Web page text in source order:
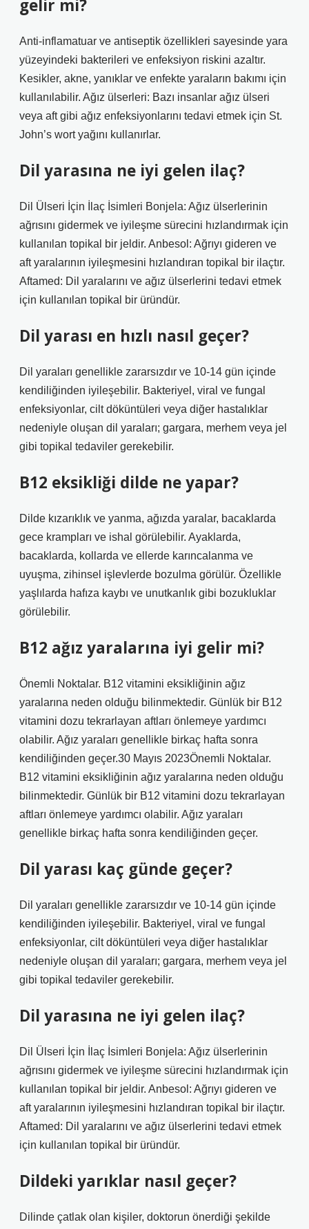
gelir mi?
Anti-inflamatuar ve antiseptik özellikleri sayesinde yara
yüzeyindeki bakterileri ve enfeksiyon riskini azaltır.
Kesikler, akne, yanıklar ve enfekte yaraların bakımı için
kullanılabilir. Ağız ülserleri: Bazı insanlar ağız ülseri
veya aft gibi ağız enfeksiyonlarını tedavi etmek için St.
John’s wort yağını kullanırlar.
Dil yarasına ne iyi gelen ilaç?
Dil Ülseri İçin İlaç İsimleri Bonjela: Ağız ülserlerinin
ağrısını gidermek ve iyileşme sürecini hızlandırmak için
kullanılan topikal bir jeldir. Anbesol: Ağrıyı gideren ve
aft yaralarının iyileşmesini hızlandıran topikal bir ilaçtır.
Aftamed: Dil yaralarını ve ağız ülserlerini tedavi etmek
için kullanılan topikal bir üründür.
Dil yarası en hızlı nasıl geçer?
Dil yaraları genellikle zararsızdır ve 10-14 gün içinde
kendiliğinden iyileşebilir. Bakteriyel, viral ve fungal
enfeksiyonlar, cilt döküntüleri veya diğer hastalıklar
nedeniyle oluşan dil yaraları; gargara, merhem veya jel
gibi topikal tedaviler gerekebilir.
B12 eksikliği dilde ne yapar?
Dilde kızarıklık ve yanma, ağızda yaralar, bacaklarda
gece krampları ve ishal görülebilir. Ayaklarda,
bacaklarda, kollarda ve ellerde karıncalanma ve
uyuşma, zihinsel işlevlerde bozulma görülür. Özellikle
yaşlılarda hafıza kaybı ve unutkanlık gibi bozukluklar
görülebilir.
B12 ağız yaralarına iyi gelir mi?
Önemli Noktalar. B12 vitamini eksikliğinin ağız
yaralarına neden olduğu bilinmektedir. Günlük bir B12
vitamini dozu tekrarlayan aftları önlemeye yardımcı
olabilir. Ağız yaraları genellikle birkaç hafta sonra
kendiliğinden geçer.30 Mayıs 2023Önemli Noktalar.
B12 vitamini eksikliğinin ağız yaralarına neden olduğu
bilinmektedir. Günlük bir B12 vitamini dozu tekrarlayan
aftları önlemeye yardımcı olabilir. Ağız yaraları
genellikle birkaç hafta sonra kendiliğinden geçer.
Dil yarası kaç günde geçer?
Dil yaraları genellikle zararsızdır ve 10-14 gün içinde
kendiliğinden iyileşebilir. Bakteriyel, viral ve fungal
enfeksiyonlar, cilt döküntüleri veya diğer hastalıklar
nedeniyle oluşan dil yaraları; gargara, merhem veya jel
gibi topikal tedaviler gerekebilir.
Dil yarasına ne iyi gelen ilaç?
Dil Ülseri İçin İlaç İsimleri Bonjela: Ağız ülserlerinin
ağrısını gidermek ve iyileşme sürecini hızlandırmak için
kullanılan topikal bir jeldir. Anbesol: Ağrıyı gideren ve
aft yaralarının iyileşmesini hızlandıran topikal bir ilaçtır.
Aftamed: Dil yaralarını ve ağız ülserlerini tedavi etmek
için kullanılan topikal bir üründür.
Dildeki yarıklar nasıl geçer?
Dilinde çatlak olan kişiler, doktorun önerdiği şekilde